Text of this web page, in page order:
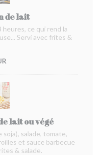
de lait
ce qui rend la
Servi avec frites &
lait ou végé
soja), salade, tomate,
et sauce barbecue
& salade.